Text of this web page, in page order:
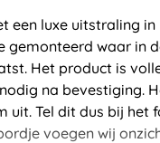
een luxe uitstraling
gemonteerd waar in
Het product is
na bevestiging.
uit. Tel dit dus bij het
voegen wij